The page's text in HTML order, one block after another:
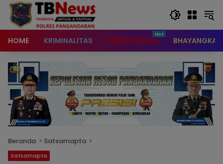
content
HOME KRIMINALITAS PRESS RELEASE BHAYANGKARI
Beranda Satsamapta
Satsamapta